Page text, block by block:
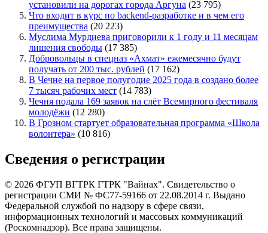
установили на дорогах города Аргуна (23 795)
Что входит в курс по backend-разработке и в чем его
преимущества (20 223)
Муслима Мурдиева приговорили к 1 году и 11 месяцам
лишения свободы (17 385)
Добровольцы в спецназ «Ахмат» ежемесячно будут
получать от 200 тыс. рублей (17 162)
В Чечне на первое полугодие 2025 года в создано более
7 тысяч рабочих мест (14 783)
Чечня подала 169 заявок на слёт Всемирного фестиваля
молодёжи (12 280)
В Грозном стартует образовательная программа «Школа
волонтера» (10 816)
Сведения о регистрации
© 2026 ФГУП ВГТРК ГТРК "Вайнах". Свидетельство о
регистрации СМИ № ФС77-59166 от 22.08.2014 г. Выдано
Федеральной службой по надзору в сфере связи,
информационных технологий и массовых коммуникаций
(Роскомнадзор). Все права защищены.